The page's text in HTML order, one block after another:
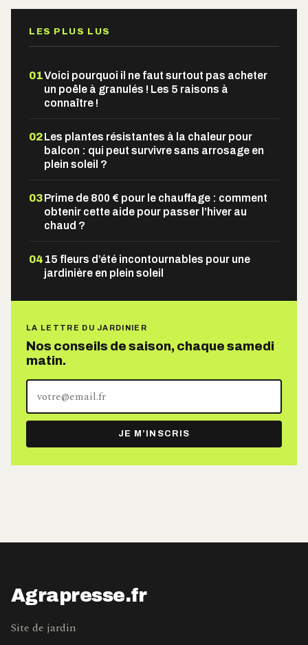
LES PLUS LUS
01Voici pourquoi il ne faut surtout pas acheter
un poêle à granulés ! Les 5 raisons à
connaître !
02Les plantes résistantes à la chaleur pour
balcon : qui peut survivre sans arrosage en
plein soleil ?
03Prime de 800 € pour le chauffage : comment
obtenir cette aide pour passer l’hiver au
chaud ?
04 15 fleurs d’été incontournables pour une
jardinière en plein soleil
LA LETTRE DU JARDINIER
Nos conseils de saison, chaque samedi
matin.
Votre
adresse
e-
mail
JE M’INSCRIS
Agrapresse.fr
Site de jardin